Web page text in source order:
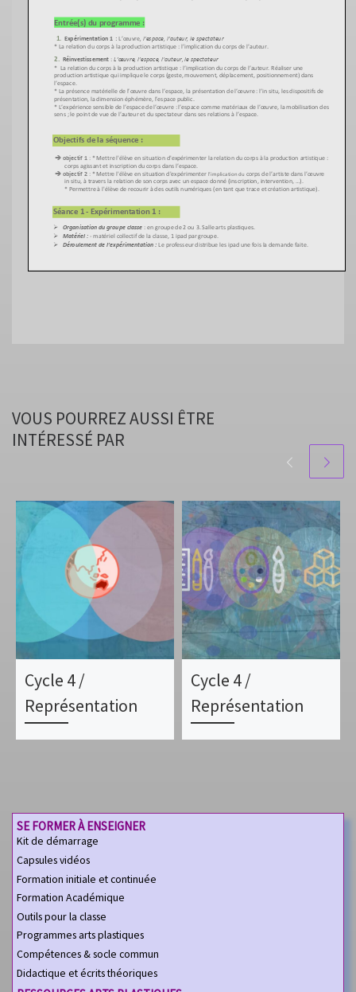
VOUS POURREZ AUSSI ÊTRE
INTÉRESSÉ PAR
Cycle 4 /
Représentation
Cycle 4 /
Représentation
SE FORMER À ENSEIGNER
Kit de démarrage
Capsules vidéos
Formation initiale et continuée
Formation Académique
Outils pour la classe
Programmes arts plastiques
Compétences & socle commun
Didactique et écrits théoriques